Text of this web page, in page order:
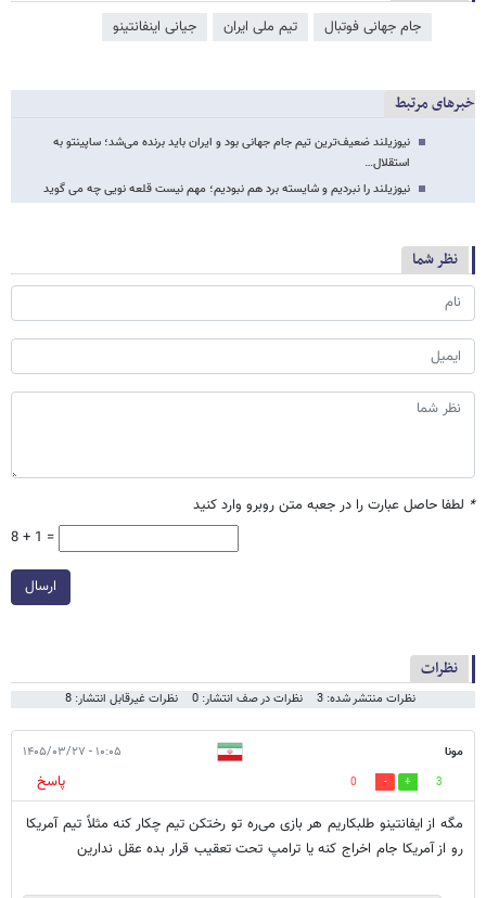
جام جهانی فوتبال تیم ملی ایران جیانی اینفانتینو
خبرهای مرتبط
نیوزیلند ضعیف‌ترین تیم جام جهانی بود و ایران باید برنده می‌شد؛ ساپینتو به
استقلال…
نیوزیلند را نبردیم و شایسته برد هم نبودیم؛ مهم نیست قلعه نویی چه می گوید
نظر شما
* لطفا حاصل عبارت را در جعبه متن روبرو وارد کنید
8 + 1 =
ارسال
نظرات
نظرات منتشر شده: 3 نظرات در صف انتشار: 0 نظرات غیرقابل انتشار: 8
مونا ۱۰:۰۵ - ۱۴۰۵/۰۳/۲۷
3
0
پاسخ
مگه از ایفانتینو طلبکاریم هر بازی می‌ره تو رختکن تیم چکار کنه مثلاً تیم آمریکا
رو از آمریکا جام اخراج کنه یا ترامپ تحت تعقیب قرار بده عقل ندارین